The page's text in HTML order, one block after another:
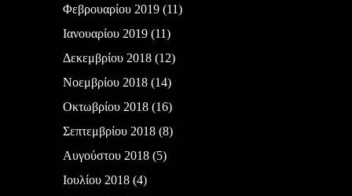
Φεβρουαρίου 2019(11)
Ιανουαρίου 2019(11)
Δεκεμβρίου 2018(12)
Νοεμβρίου 2018(14)
Οκτωβρίου 2018(16)
Σεπτεμβρίου 2018(8)
Αυγούστου 2018(5)
Ιουλίου 2018(4)